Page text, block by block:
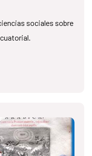
sociales sobre